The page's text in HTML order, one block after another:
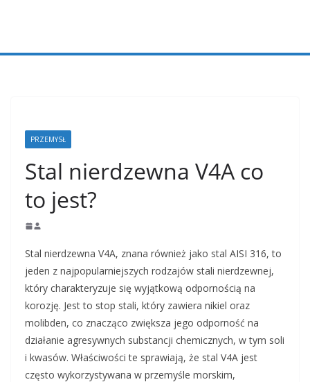
PRZEMYSŁ
Stal nierdzewna V4A co
to jest?
Stal nierdzewna V4A, znana również jako stal AISI 316, to
jeden z najpopularniejszych rodzajów stali nierdzewnej,
który charakteryzuje się wyjątkową odpornością na
korozję. Jest to stop stali, który zawiera nikiel oraz
molibden, co znacząco zwiększa jego odporność na
działanie agresywnych substancji chemicznych, w tym soli
i kwasów. Właściwości te sprawiają, że stal V4A jest
często wykorzystywana w przemyśle morskim,